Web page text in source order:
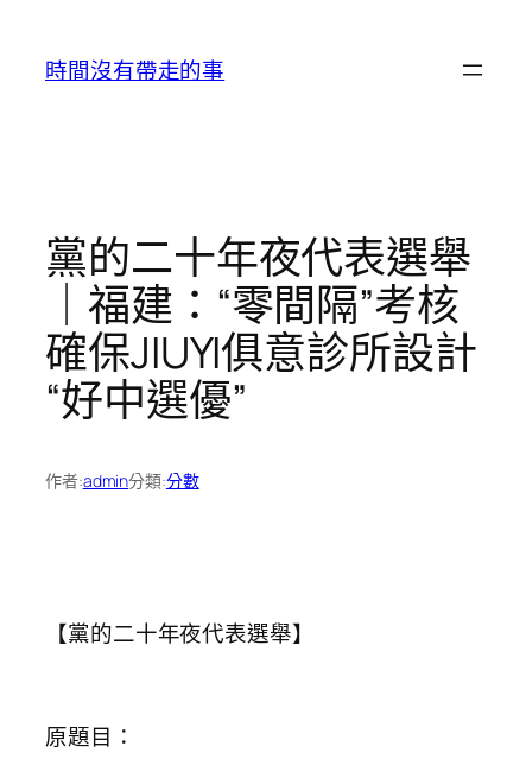
時間沒有帶走的事
黨的二十年夜代表選舉
｜福建：“零間隔”考核
確保JIUYI俱意診所設計
“好中選優”
作者:admin分類:分數
【黨的二十年夜代表選舉】
原題目：